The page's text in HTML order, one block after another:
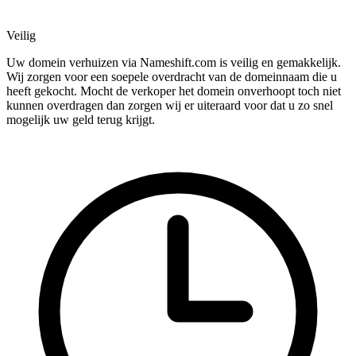
Veilig
Uw domein verhuizen via Nameshift.com is veilig en gemakkelijk.
Wij zorgen voor een soepele overdracht van de domeinnaam die u
heeft gekocht. Mocht de verkoper het domein onverhoopt toch niet
kunnen overdragen dan zorgen wij er uiteraard voor dat u zo snel
mogelijk uw geld terug krijgt.